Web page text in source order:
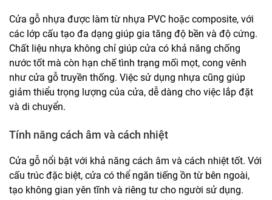
Cửa gỗ nhựa được làm từ nhựa PVC hoặc composite, với
các lớp cấu tạo đa dạng giúp gia tăng độ bền và độ cứng.
Chất liệu nhựa không chỉ giúp cửa có khả năng chống
nước tốt mà còn hạn chế tình trạng mối mọt, cong vênh
như cửa gỗ truyền thống. Việc sử dụng nhựa cũng giúp
giảm thiểu trọng lượng của cửa, dễ dàng cho việc lắp đặt
và di chuyển.
Tính năng cách âm và cách nhiệt
Cửa gỗ nổi bật với khả năng cách âm và cách nhiệt tốt. Với
cấu trúc đặc biệt, cửa có thể ngăn tiếng ồn từ bên ngoài,
tạo không gian yên tĩnh và riêng tư cho người sử dụng.